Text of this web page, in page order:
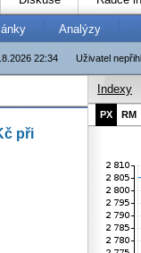
Analýzy
Uživatel
22:34
při
Indexy
PX RM